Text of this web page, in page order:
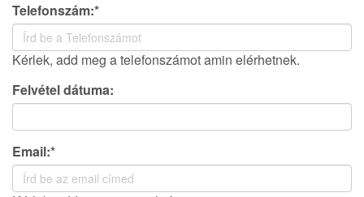
Telefonszám:*
Kérlek, add meg a telefonszámot amin elérhetnek.
Felvétel dátuma:
Email:*